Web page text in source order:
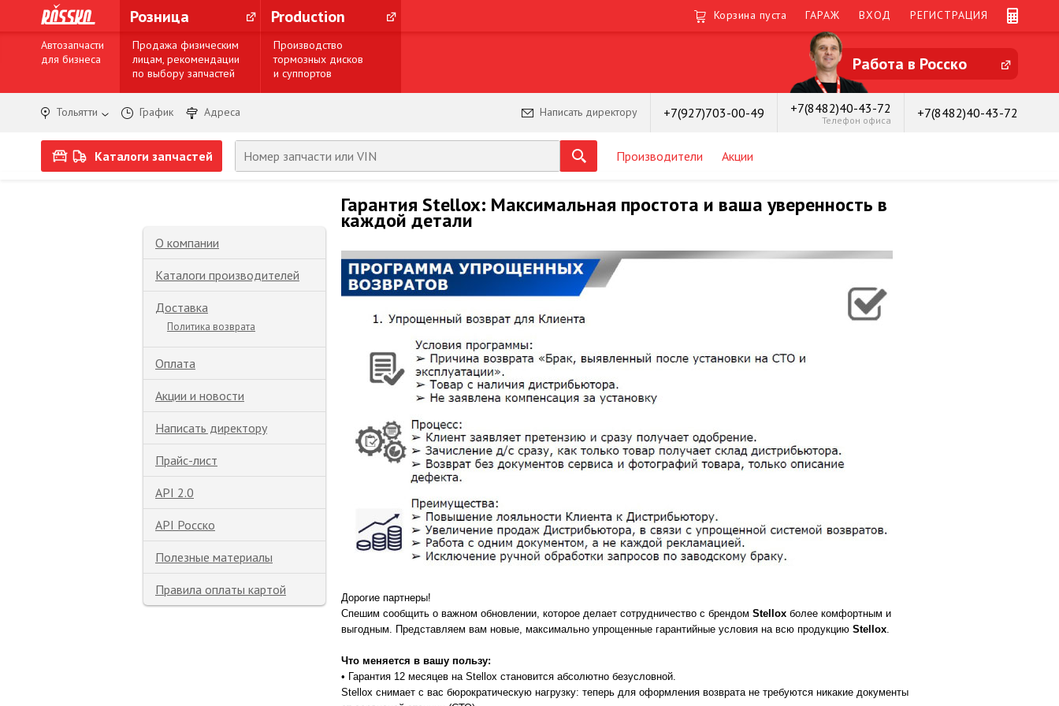
Розница Production Корзина пуста ГАРАЖ ВХОД РЕГИСТРАЦИЯ
Автозапчасти
для бизнеса
Продажа физическим
лицам, рекомендации
по выбору запчастей
Производство
тормозных дисков
и суппортов
Работа в Росско
Тольятти График Адреса Написать директору +7(927)703-00-49 +7(8482)40-43-72
Телефон офиса +7(8482)40-43-72
Каталоги запчастей Производители Акции
О компании
Каталоги производителей
Доставка
Политика возврата
Оплата
Акции и новости
Написать директору
Прайс-лист
API 2.0
API Росско
Полезные материалы
Правила оплаты картой
Гарантия Stellox: Максимальная простота и ваша уверенность в
каждой детали
Дорогие партнеры!
Спешим сообщить о важном обновлении, которое делает сотрудничество с брендом Stellox более комфортным и
выгодным. Представляем вам новые, максимально упрощенные гарантийные условия на всю продукцию Stellox.
Что меняется в вашу пользу:
• Гарантия 12 месяцев на Stellox становится абсолютно безусловной.
Stellox снимает с вас бюрократическую нагрузку: теперь для оформления возврата не требуются никакие документы